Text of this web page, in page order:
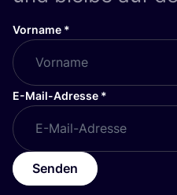
Vorname *
E-Mail-Adresse *
Senden